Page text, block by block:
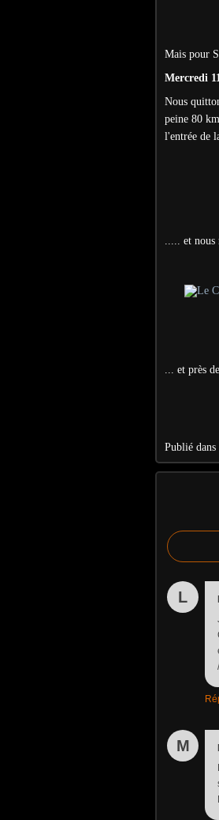
Mais pour
Mercredi
Nous
peine 80
l'entrée de
..... et nous
... et près
Publié dans
L
M